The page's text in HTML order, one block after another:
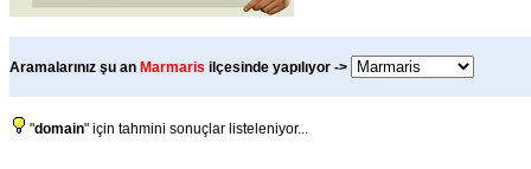
Aramalarınız şu an Marmaris ilçesinde yapılıyor ->
"domain" için tahmini sonuçlar listeleniyor...